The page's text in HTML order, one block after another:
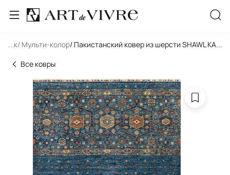
... / Мульти-колор/ Пакистанский ковер из шерсти SHAWL KANDI
...
Все ковры